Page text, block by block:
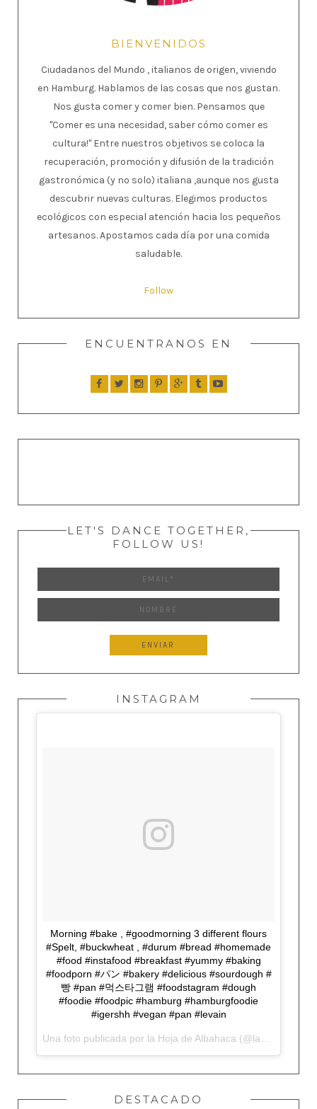
BIENVENIDOS
Ciudadanos del Mundo , italianos de origen, viviendo
en Hamburg. Hablamos de las cosas que nos gustan.
Nos gusta comer y comer bien. Pensamos que
"Comer es una necesidad, saber cómo comer es
cultura!" Entre nuestros objetivos se coloca la
recuperación, promoción y difusión de la tradición
gastronómica (y no solo) italiana ,aunque nos gusta
descubrir nuevas culturas. Elegimos productos
ecológicos con especial atención hacia los pequeños
artesanos. Apostamos cada día por una comida
saludable.
Follow
ENCUENTRANOS EN
LET'S DANCE TOGETHER,
FOLLOW US!
INSTAGRAM
Morning #bake , #goodmorning 3 different flours
#Spelt, #buckwheat , #durum #bread #homemade
#food #instafood #breakfast #yummy #baking
#foodporn #パン #bakery #delicious #sourdough #
빵 #pan #먹스타그램 #foodstagram #dough
#foodie #foodpic #hamburg #hamburgfoodie
#igershh #vegan #pan #levain
DESTACADO